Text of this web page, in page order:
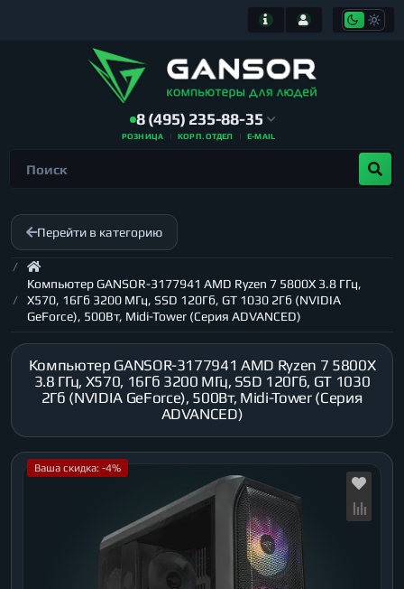
8 (495) 235-88-35
РОЗНИЦА КОРП. ОТДЕЛ E-MAIL
Перейти в категорию
Компьютер GANSOR-3177941 AMD Ryzen 7 5800X 3.8 ГГц,
X570, 16Гб 3200 МГц, SSD 120Гб, GT 1030 2Гб (NVIDIA
GeForce), 500Вт, Midi-Tower (Серия ADVANCED)
Компьютер GANSOR-3177941 AMD Ryzen 7 5800X
3.8 ГГц, X570, 16Гб 3200 МГц, SSD 120Гб, GT 1030
2Гб (NVIDIA GeForce), 500Вт, Midi-Tower (Серия
ADVANCED)
Ваша скидка: -4%